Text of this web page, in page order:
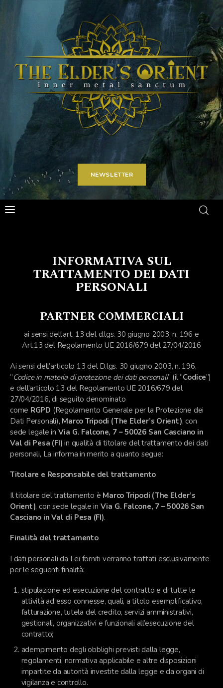
NEWSLETTER
Home
Articoli
Carriere
Spot on
Contatti
INFORMATIVA SUL
TRATTAMENTO DEI DATI
PERSONALI
PARTNER COMMERCIALI
ai sensi dell’art. 13 del d.lgs. 30 giugno 2003, n. 196 e
Art.13 del Regolamento UE 2016/679 del 27/04/2016
Ai sensi dell’articolo 13 del D.lgs. 30 giugno 2003, n. 196,
“Codice in materia di protezione dei dati personali” (il “Codice”)
e dell’articolo 13 del Regolamento UE 2016/679 del
27/04/2016, di seguito denominato
come RGPD (Regolamento Generale per la Protezione dei
Dati Personali), Marco Tripodi (The Elder’s Orient), con
sede legale in Via G. Falcone, 7 – 50026 San Casciano in
Val di Pesa (FI) in qualità di titolare del trattamento dei dati
personali, La informa in merito a quanto segue:
Titolare e Responsabile del trattamento
Il titolare del trattamento è Marco Tripodi (The Elder’s
Orient), con sede legale in Via G. Falcone, 7 – 50026 San
Casciano in Val di Pesa (FI).
Finalità del trattamento
I dati personali da Lei forniti verranno trattati esclusivamente
per le seguenti finalità:
stipulazione ed esecuzione del contratto e di tutte le
attività ad esso connesse, quali, a titolo esemplificativo,
fatturazione, tutela del credito, servizi amministrativi,
gestionali, organizzativi e funzionali all’esecuzione del
contratto;
adempimento degli obblighi previsti dalla legge,
regolamenti, normativa applicabile e altre disposizioni
impartite da autorità investite dalla legge e da organi di
vigilanza e controllo.